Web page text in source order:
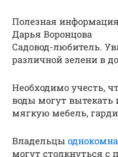
Полезная информация
Дарья Воронцова
Садовод-любитель.
различной зелени в
Необходимо учесть,
воды могут вытекать
мягкую мебель,
Владельцы
могут столкнуться с